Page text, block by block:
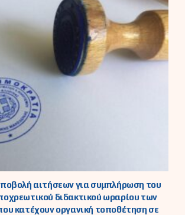
αιτήσεων για συμπλήρωση του
διδακτικού ωραρίου των
κατέχουν οργανική τοποθέτηση σε